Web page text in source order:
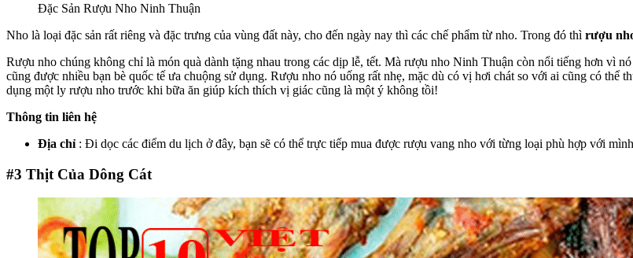
Đặc Sản Rượu Nho Ninh Thuận
Nho là loại đặc sản rất riêng và đặc trưng của vùng đất này, cho đến ngày nay thì các chế phẩm từ nho. Trong đó thì rượu
Rượu nho chúng không chỉ là món quà dành tặng nhau trong các dịp lễ, tết. Mà rượu nho Ninh Thuận còn nổi tiếng hơn vì
cũng được nhiều bạn bè quốc tế ưa chuộng sử dụng. Rượu nho nó uống rất nhẹ, mặc dù có vị hơi chát so với ai cũng có
dụng một ly rượu nho trước khi bữa ăn giúp kích thích vị giác cũng là một ý không tồi!
Thông tin liên hệ
Địa chỉ : Đi dọc các điểm du lịch ở đây, bạn sẽ có thể trực tiếp mua được rượu vang nho với từng loại phù hợp với
#3 Thịt Của Dông Cát